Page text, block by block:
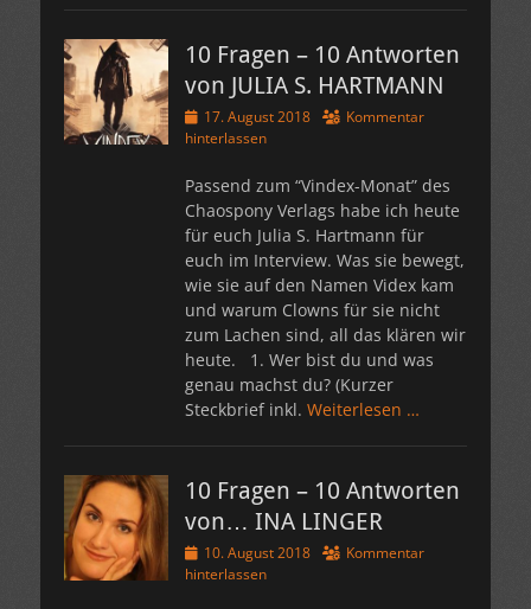
10 Fragen – 10 Antworten
von JULIA S. HARTMANN
Veröffentlicht
am
17. August 2018
Kommentar
hinterlassen
Passend zum “Vindex-Monat” des
Chaospony Verlags habe ich heute
für euch Julia S. Hartmann für
euch im Interview. Was sie bewegt,
wie sie auf den Namen Videx kam
und warum Clowns für sie nicht
zum Lachen sind, all das klären wir
heute. 1. Wer bist du und was
genau machst du? (Kurzer
Steckbrief inkl. Weiterlesen …
10 Fragen – 10 Antworten
von… INA LINGER
Veröffentlicht
am
10. August 2018
Kommentar
hinterlassen